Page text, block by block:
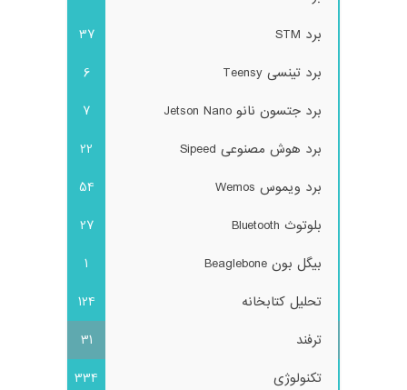
برد STM
37
برد تینسی Teensy
6
برد جتسون نانو Jetson Nano
7
برد هوش مصنوعی Sipeed
22
برد ویموس Wemos
54
بلوتوث Bluetooth
27
بیگل بون Beaglebone
1
تحلیل کتابخانه
124
ترفند
31
تکنولوژی
334